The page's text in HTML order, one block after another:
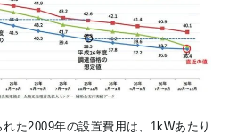
た2009年の設置費用は、1kWあたり